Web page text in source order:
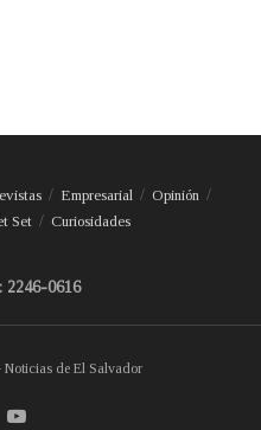
Empresarial
Opinión
Set Curiosidades
2246-0616
de El Salvador